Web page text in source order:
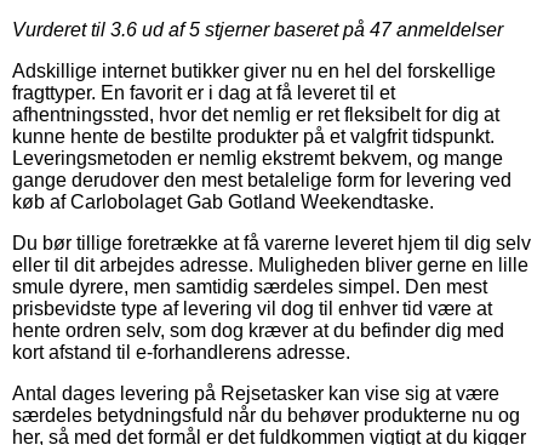
Vurderet til 3.6 ud af 5 stjerner baseret på 47anmeldelser
Adskillige internet butikker giver nu en hel del forskellige
fragttyper. En favorit er i dag at få leveret til et
afhentningssted, hvor det nemlig er ret fleksibelt for dig at
kunne hente de bestilte produkter på et valgfrit tidspunkt.
Leveringsmetoden er nemlig ekstremt bekvem, og mange
gange derudover den mest betalelige form for levering ved
køb af Carlobolaget Gab Gotland Weekendtaske.
Du bør tillige foretrække at få varerne leveret hjem til dig selv
eller til dit arbejdes adresse. Muligheden bliver gerne en lille
smule dyrere, men samtidig særdeles simpel. Den mest
prisbevidste type af levering vil dog til enhver tid være at
hente ordren selv, som dog kræver at du befinder dig med
kort afstand til e-forhandlerens adresse.
Antal dages levering på Rejsetasker kan vise sig at være
særdeles betydningsfuld når du behøver produkterne nu og
her, så med det formål er det fuldkommen vigtigt at du kigger